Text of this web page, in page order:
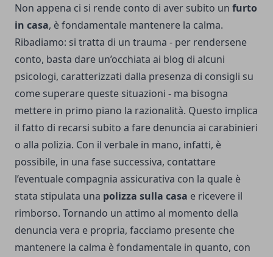
Non appena ci si rende conto di aver subito un furto
in casa, è fondamentale mantenere la calma.
Ribadiamo: si tratta di un trauma - per rendersene
conto, basta dare un’occhiata ai blog di alcuni
psicologi, caratterizzati dalla presenza di consigli su
come superare queste situazioni - ma bisogna
mettere in primo piano la razionalità. Questo implica
il fatto di recarsi subito a fare denuncia ai carabinieri
o alla polizia. Con il verbale in mano, infatti, è
possibile, in una fase successiva, contattare
l’eventuale compagnia assicurativa con la quale è
stata stipulata una polizza sulla casa e ricevere il
rimborso. Tornando un attimo al momento della
denuncia vera e propria, facciamo presente che
mantenere la calma è fondamentale in quanto, con